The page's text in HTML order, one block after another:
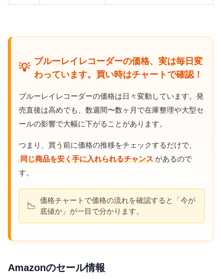
💡
ブルーレイレコーダーの価格、実は毎日変
わっています。買い時はチャートで確認！
ブルーレイレコーダーの価格は日々変動しています。発
売直後は高めでも、数週間〜数ヶ月で在庫整理や大型セ
ールの影響で大幅に下がることがあります。
つまり、買う前に価格の推移をチェックするだけで、
同じ商品を安く手に入れられるチャンス があるので
す。
📉
価格チャートで価格の流れを確認すると「今が
底値か」が一目で分かります。
Amazonのセール情報